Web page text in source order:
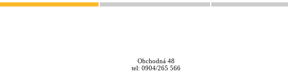
Obchodná 48
tel: 0904/265 566